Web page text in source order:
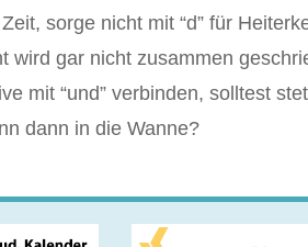
sorge nicht mit “d” für
wird gar nicht zusammen
mit “und” verbinden, solltest
dann in die Wanne?